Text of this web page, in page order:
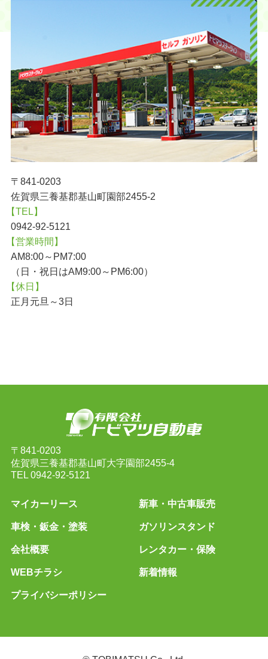
〒841-0203
佐賀県三養基郡基山町園部2455-2
【TEL】
0942-92-5121
【営業時間】
AM8:00～PM7:00
（日・祝日はAM9:00～PM6:00）
【休日】
正月元旦～3日
〒841-0203
佐賀県三養基郡基山町大字園部2455-4
TEL 0942-92-5121
マイカーリース 新車・中古車販売
車検・鈑金・塗装 ガソリンスタンド
レンタカー・保険
会社概要
新着情報
WEBチラシ
プライバシーポリシー